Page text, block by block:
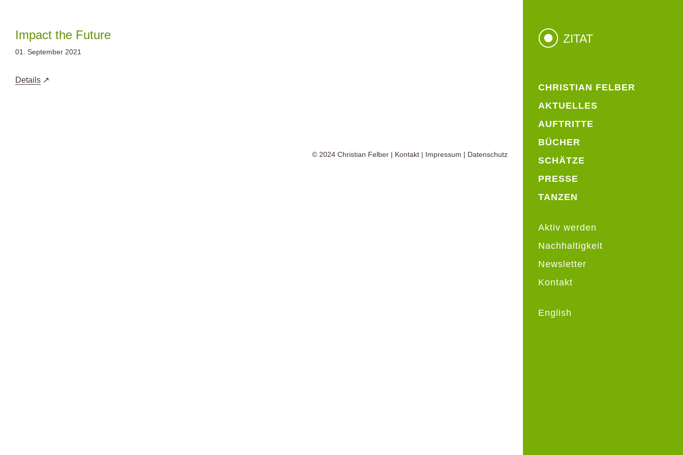
springen
CHRISTIAN FELBER
AKTUELLES
AUFTRITTE
BÜCHER
SCHÄTZE
PRESSE
TANZEN
Aktiv werden
Nachhaltigkeit
Newsletter
Kontakt
English
ZITAT
Impact the Future
01. September 2021
Details
© 2024 Christian Felber | Kontakt | Impressum | Datenschutz